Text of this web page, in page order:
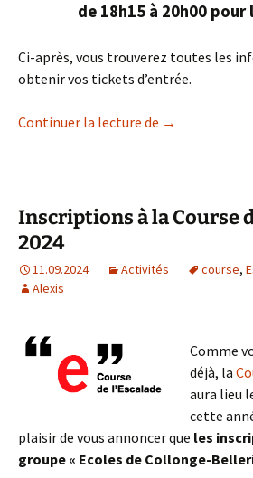
de 18h15 à 20h00 pour
Ci-après, vous trouverez toutes les
obtenir vos tickets d’entrée.
Continuer la lecture de Boum de
→
Inscriptions à la Course
2024
11.09.2024 Activités course,
Alexis
Comme
déjà, la
aura lieu
cette
plaisir de vous annoncer que les
groupe « Ecoles de Collonge-